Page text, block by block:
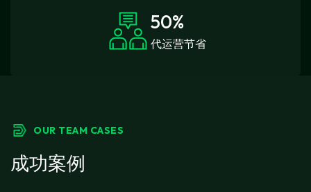
50%
代运营节省
OUR TEAM CASES
成功案例